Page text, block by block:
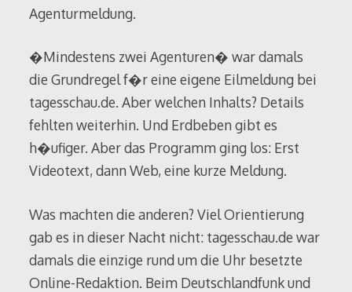
Agenturmeldung.
�Mindestens zwei Agenturen� war damals
die Grundregel f�r eine eigene Eilmeldung bei
tagesschau.de. Aber welchen Inhalts? Details
fehlten weiterhin. Und Erdbeben gibt es
h�ufiger. Aber das Programm ging los: Erst
Videotext, dann Web, eine kurze Meldung.
Was machten die anderen? Viel Orientierung
gab es in dieser Nacht nicht: tagesschau.de war
damals die einzige rund um die Uhr besetzte
Online-Redaktion. Beim Deutschlandfunk und